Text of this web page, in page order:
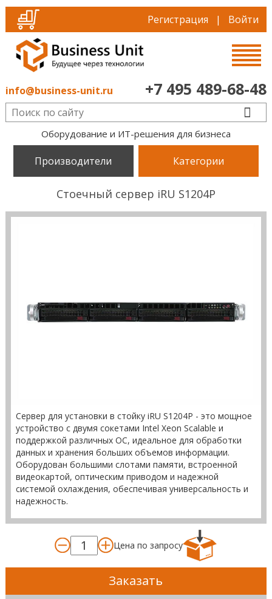
Регистрация | Войти
info@business-unit.ru +7 495 489-68-48
Оборудование и ИТ-решения для бизнеса
Производители Категории
Стоечный сервер iRU S1204P
Сервер для установки в стойку iRU S1204P - это мощное
устройство с двумя сокетами Intel Xeon Scalable и
поддержкой различных ОС, идеальное для обработки
данных и хранения больших объемов информации.
Оборудован большими слотами памяти, встроенной
видеокартой, оптическим приводом и надежной
системой охлаждения, обеспечивая универсальность и
надежность.
Цена по запросу
Заказать